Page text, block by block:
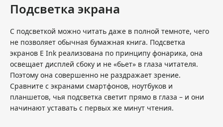
Подсветка экрана
С подсветкой можно читать даже в полной темноте, чего
не позволяет обычная бумажная книга. Подсветка
экранов E Ink реализована по принципу фонарика, она
освещает дисплей сбоку и не «бьет» в глаза читателя.
Поэтому она совершенно не раздражает зрение.
Сравните с экранами смартфонов, ноутбуков и
планшетов, чья подсветка светит прямо в глаза – и они
начинают уставать с первых же минут чтения.